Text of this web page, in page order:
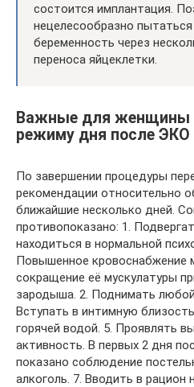
состоится имплантация.
нецелесообразно
беременность через
переноса яйцеклетки.
Важные для женщины
режиму дня после ЭКО
По завершении процедуры
рекомендации относительно
ближайшие несколько дней.
противопоказано: 1.
находиться в нормальной
Повышенное кровоснабжение
сокращение её мускулатуры
зародыша. 2. Поднимать любой
Вступать в интимную
горячей водой. 5. Проявлять
активность. В первых 2 дня
показано соблюдение
алкоголь. 7. Вводить в рацион